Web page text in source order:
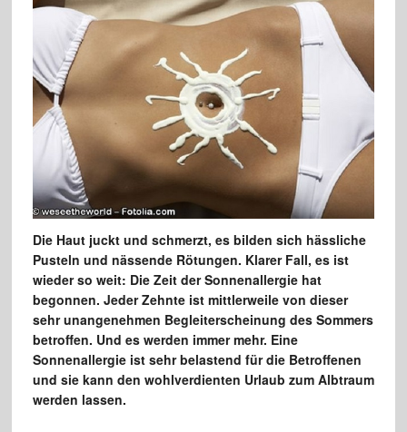
Die Haut juckt und schmerzt, es bilden sich hässliche
Pusteln und nässende Rötungen. Klarer Fall, es ist
wieder so weit: Die Zeit der Sonnenallergie hat
begonnen. Jeder Zehnte ist mittlerweile von dieser
sehr unangenehmen Begleiterscheinung des Sommers
betroffen. Und es werden immer mehr. Eine
Sonnenallergie ist sehr belastend für die Betroffenen
und sie kann den wohlverdienten Urlaub zum Albtraum
werden lassen.